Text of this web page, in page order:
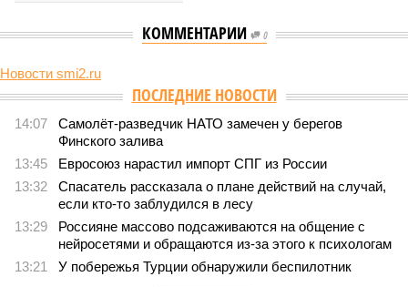
КОММЕНТАРИИ 0
Новости smi2.ru
ПОСЛЕДНИЕ НОВОСТИ
14:07
Самолёт-разведчик НАТО замечен у берегов
Финского залива
13:45
Евросоюз нарастил импорт СПГ из России
13:32
Спасатель рассказала о плане действий на случай,
если кто-то заблудился в лесу
13:29
Россияне массово подсаживаются на общение с
нейросетями и обращаются из-за этого к психологам
13:21
У побережья Турции обнаружили беспилотник